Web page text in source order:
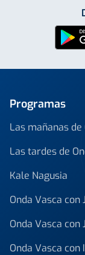
Programas
Las mañanas de
Las tardes de
Kale Nagusia
Onda Vasca con
Onda Vasca
Onda Vasca